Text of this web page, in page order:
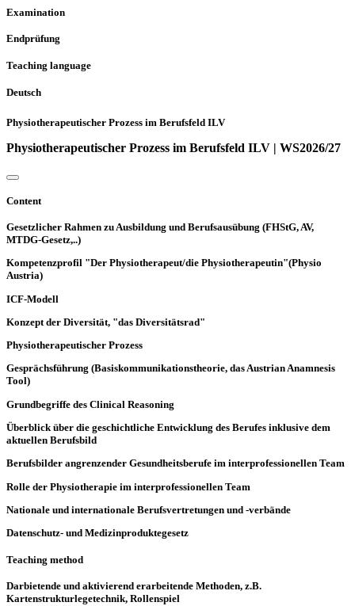
Examination
Endprüfung
Teaching language
Deutsch
Physiotherapeutischer Prozess im Berufsfeld ILV
Physiotherapeutischer Prozess im Berufsfeld ILV | WS2026/27
Content
Gesetzlicher Rahmen zu Ausbildung und Berufsausübung (FHStG, AV,
MTDG-Gesetz,..)
Kompetenzprofil "Der Physiotherapeut/die Physiotherapeutin"(Physio
Austria)
ICF-Modell
Konzept der Diversität, "das Diversitätsrad"
Physiotherapeutischer Prozess
Gesprächsführung (Basiskommunikationstheorie, das Austrian Anamnesis
Tool)
Grundbegriffe des Clinical Reasoning
Überblick über die geschichtliche Entwicklung des Berufes inklusive dem
aktuellen Berufsbild
Berufsbilder angrenzender Gesundheitsberufe im interprofessionellen Team
Rolle der Physiotherapie im interprofessionellen Team
Nationale und internationale Berufsvertretungen und -verbände
Datenschutz- und Medizinproduktegesetz
Teaching method
Darbietende und aktivierend erarbeitende Methoden, z.B.
Kartenstrukturlegetechnik, Rollenspiel